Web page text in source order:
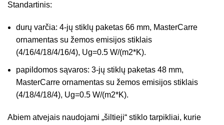
Standartinis:
durų varčia: 4-jų stiklų paketas 66 mm, MasterCarre
ornamentas su žemos emisijos stiklais
(4/16/4/18/4/16/4), Ug=0.5 W/(m2*K).
papildomos sąvaros: 3-jų stiklų paketas 48 mm,
MasterCarre ornamentas su žemos emisijos stiklais
(4/18/4/18/4), Ug=0.5 W/(m2*K).
Abiem atvejais naudojami „šiltieji“ stiklo tarpikliai, kurie